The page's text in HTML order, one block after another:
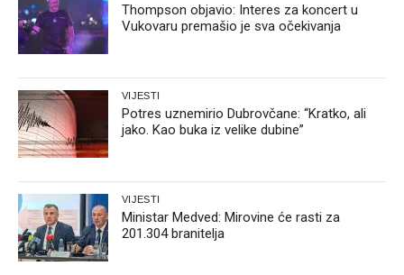
Thompson objavio: Interes za koncert u
Vukovaru premašio je sva očekivanja
VIJESTI
Potres uznemirio Dubrovčane: “Kratko, ali
jako. Kao buka iz velike dubine”
VIJESTI
Ministar Medved: Mirovine će rasti za
201.304 branitelja